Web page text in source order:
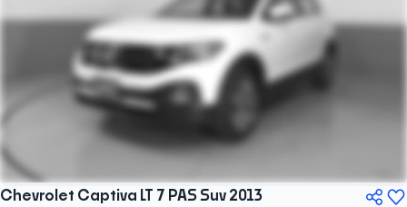
Chevrolet Captiva LT 7 PAS Suv 2013